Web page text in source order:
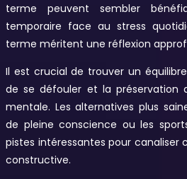
terme peuvent sembler
temporaire face au stress
terme méritent une réflexion
Il est crucial de trouver un
de se défouler et la préservation
mentale. Les alternatives plus
de pleine conscience ou les
pistes intéressantes pour canaliser
constructive.